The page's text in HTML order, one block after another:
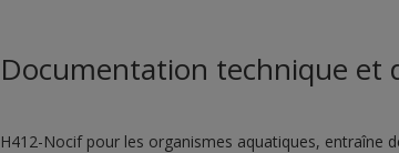
Documentation technique et
H412-Nocif pour les organismes aquatiques, entraîne